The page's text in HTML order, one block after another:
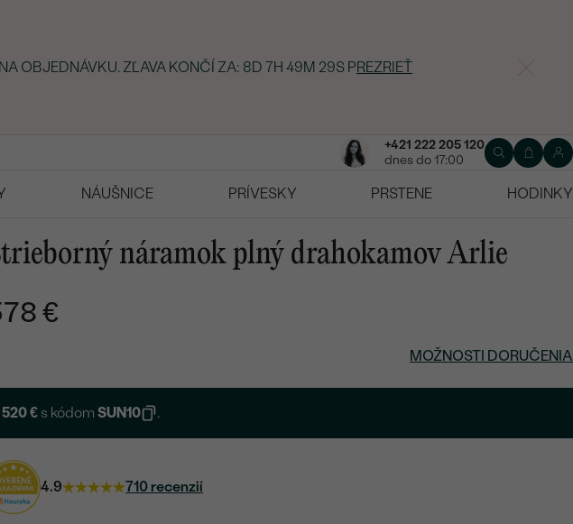
OBJEDNÁVKU. ZĽAVA KONČÍ ZA: 8D 7H 49M 28S PREZRIEŤ
+421 222 205 120
dnes do 17:00
NÁUŠNICE PRÍVESKY PRSTENE
HODINKY
náramok plný drahokamov Arlie
€
MOŽNOSTI DORUČENIA
520 € s kódomSUN10 .
4.9 710 recenzií